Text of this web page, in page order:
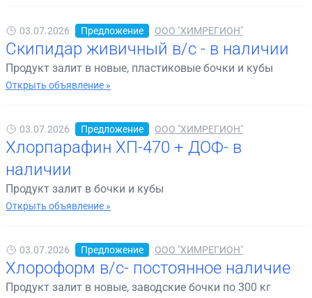
03.07.2026 Предложение ООО "ХИМРЕГИОН"
Скипидар живичный в/с - в наличии
Продукт залит в новые, пластиковые бочки и кубы
Открыть объявление »
03.07.2026 Предложение ООО "ХИМРЕГИОН"
Хлорпарафин ХП-470 + ДОФ- в
наличии
Продукт залит в бочки и кубы
Открыть объявление »
03.07.2026 Предложение ООО "ХИМРЕГИОН"
Хлороформ в/с- постоянное наличие
Продукт залит в новые, заводские бочки по 300 кг